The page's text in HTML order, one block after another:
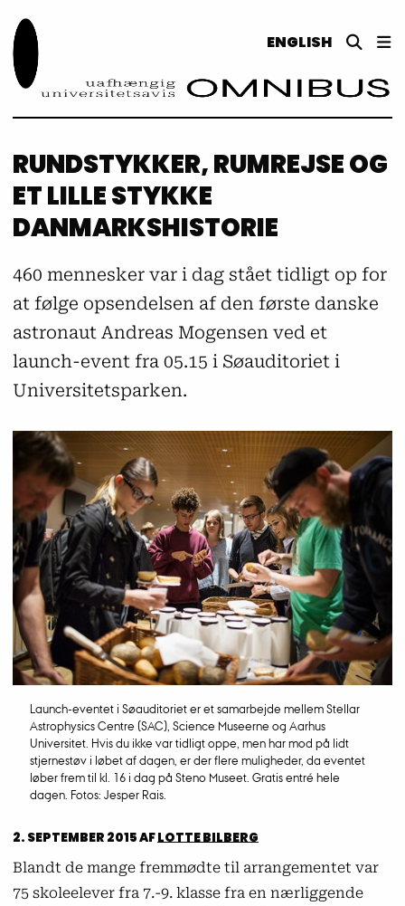
ENGLISH
RUNDSTYKKER, RUMREJSE OG
ET LILLE STYKKE
DANMARKSHISTORIE
460 mennesker var i dag stået tidligt op for
at følge opsendelsen af den første danske
astronaut Andreas Mogensen ved et
launch-event fra 05.15 i Søauditoriet i
Universitetsparken.
Launch-eventet i Søauditoriet er et samarbejde mellem Stellar
Astrophysics Centre (SAC), Science Museerne og Aarhus
Universitet. Hvis du ikke var tidligt oppe, men har mod på lidt
stjernestøv i løbet af dagen, er der flere muligheder, da eventet
løber frem til kl. 16 i dag på Steno Museet. Gratis entré hele
dagen. Fotos: Jesper Rais.
2. SEPTEMBER 2015AFLOTTE BILBERG
Blandt de mange fremmødte til arrangementet var
75 skoleelever fra 7.-9. klasse fra en nærliggende